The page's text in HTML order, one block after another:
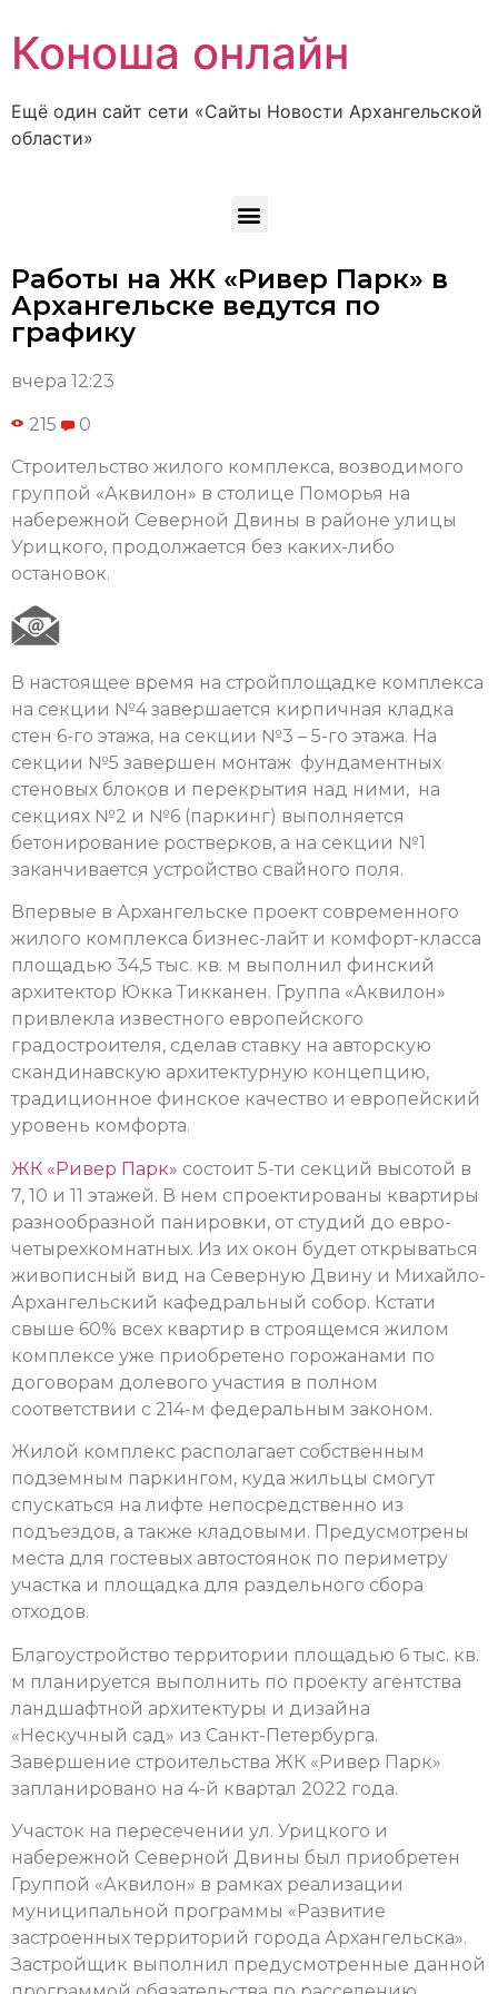
Коноша онлайн
Ещё один сайт сети «Сайты Новости Архангельской
области»
Работы на ЖК «Ривер Парк» в
Архангельске ведутся по
графику
вчера 12:23
215 0
Строительство жилого комплекса, возводимого
группой «Аквилон» в столице Поморья на
набережной Северной Двины в районе улицы
Урицкого, продолжается без каких-либо
остановок.
В настоящее время на стройплощадке комплекса
на секции №4 завершается кирпичная кладка
стен 6-го этажа, на секции №3 – 5-го этажа. На
секции №5 завершен монтаж фундаментных
стеновых блоков и перекрытия над ними, на
секциях №2 и №6 (паркинг) выполняется
бетонирование ростверков, а на секции №1
заканчивается устройство свайного поля.
Впервые в Архангельске проект современного
жилого комплекса бизнес-лайт и комфорт-класса
площадью 34,5 тыс. кв. м выполнил финский
архитектор Юкка Тикканен. Группа «Аквилон»
привлекла известного европейского
градостроителя, сделав ставку на авторскую
скандинавскую архитектурную концепцию,
традиционное финское качество и европейский
уровень комфорта.
ЖК «Ривер Парк» состоит 5-ти секций высотой в
7, 10 и 11 этажей. В нем спроектированы квартиры
разнообразной панировки, от студий до евро-
четырехкомнатных. Из их окон будет открываться
живописный вид на Северную Двину и Михайло-
Архангельский кафедральный собор. Кстати
свыше 60% всех квартир в строящемся жилом
комплексе уже приобретено горожанами по
договорам долевого участия в полном
соответствии с 214-м федеральным законом.
Жилой комплекс располагает собственным
подземным паркингом, куда жильцы смогут
спускаться на лифте непосредственно из
подъездов, а также кладовыми. Предусмотрены
места для гостевых автостоянок по периметру
участка и площадка для раздельного сбора
отходов.
Благоустройство территории площадью 6 тыс. кв.
м планируется выполнить по проекту агентства
ландшафтной архитектуры и дизайна
«Нескучный сад» из Санкт-Петербурга.
Завершение строительства ЖК «Ривер Парк»
запланировано на 4-й квартал 2022 года.
Участок на пересечении ул. Урицкого и
набережной Северной Двины был приобретен
Группой «Аквилон» в рамках реализации
муниципальной программы «Развитие
застроенных территорий города Архангельска».
Застройщик выполнил предусмотренные данной